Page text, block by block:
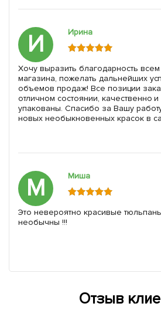
И Ирина
Хочу выразить благодарность всем
магазина, пожелать дальнейших
объемов продаж! Все позиции
отличном состоянии, качественно и
упакованы. Спасибо за Вашу
новых необыкновенных красок в
М Миша
Это невероятно красивые
необычны !!!
Отзыв